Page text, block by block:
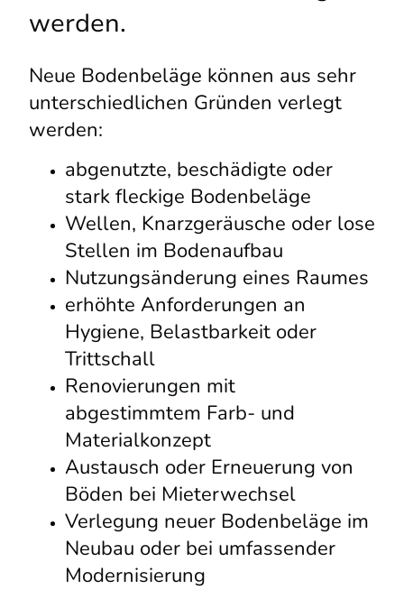
werden.
Neue Bodenbeläge können aus sehr
unterschiedlichen Gründen verlegt
werden:
abgenutzte, beschädigte oder
stark fleckige Bodenbeläge
Wellen, Knarzgeräusche oder lose
Stellen im Bodenaufbau
Nutzungsänderung eines Raumes
erhöhte Anforderungen an
Hygiene, Belastbarkeit oder
Trittschall
Renovierungen mit
abgestimmtem Farb- und
Materialkonzept
Austausch oder Erneuerung von
Böden bei Mieterwechsel
Verlegung neuer Bodenbeläge im
Neubau oder bei umfassender
Modernisierung